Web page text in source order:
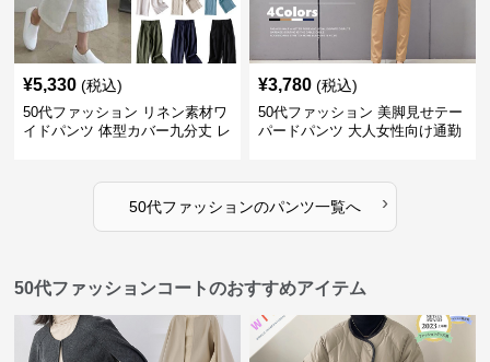
¥5,330 (税込)
50代ファッション リネン素材ワ
イドパンツ 体型カバー九分丈 レ
¥3,780 (税込)
50代ファッション 美脚見せテー
パードパンツ 大人女性向け通勤
50代ファッションのパンツ一覧へ ›
50代ファッションコートのおすすめアイテム